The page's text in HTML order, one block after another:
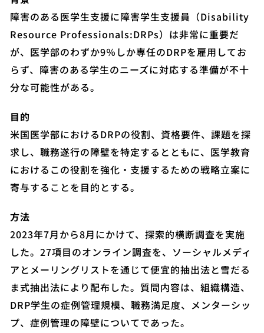
障害のある医学生支援に障害学生支援員（Disability
Resource Professionals:DRPs）は非常に重要だ
が、医学部のわずか9％しか専任のDRPを雇用してお
らず、障害のある学生のニーズに対応する準備が不十
分な可能性がある。
目的
米国医学部におけるDRPの役割、資格要件、課題を探
求し、職務遂行の障壁を特定するとともに、医学教育
におけるこの役割を強化・支援するための戦略立案に
寄与することを目的とする。
方法
2023年7月から8月にかけて、探索的横断調査を実施
した。27項目のオンライン調査を、ソーシャルメディ
アとメーリングリストを通じて便宜的抽出法と雪だる
ま式抽出法により配布した。質問内容は、組織構造、
DRP学生の症例管理規模、職務満足度、メンターシッ
プ、症例管理の障壁についてであった。